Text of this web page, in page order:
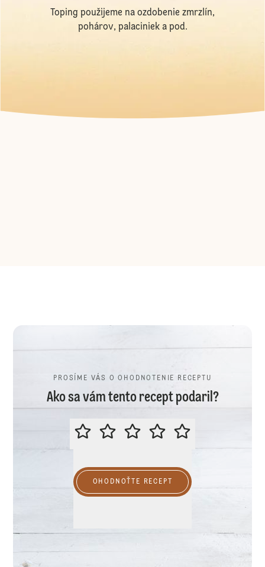
Toping použijeme na ozdobenie zmrzlín,
pohárov, palaciniek a pod.
PROSÍME VÁS O OHODNOTENIE RECEPTU
Ako sa vám tento recept podaril?
PROSÍME VÁS O OHODNOTENIE
OHODNOŤTE RECEPT